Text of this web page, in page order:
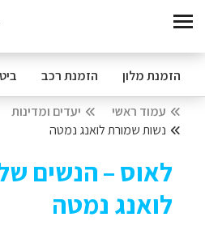
הזמנת מלון הזמנת רכב
עמוד ראשי יעדים ומדינות
נשות שמורת לואנג נמטה
לאוס – הנשים
לואנג נמטה